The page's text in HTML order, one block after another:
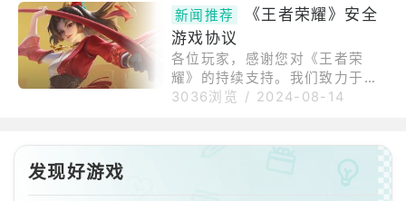
位赛/巅峰赛的比赛，也无法与已
更新的玩家组队。我们建议在下
载前连接到Wi-
2:00-23:00更新范围：全服此
次更新大小约为3MB。我们建议
在下载前连接到Wi-Fi网络！更
新方式：实时服务器更新维护期
间将进行简短的维护，维护完成
新内容：1.漫画女巫小乔皮肤
新闻推荐
《王者荣耀》安全
游戏协议
各位玩家，感谢您对《王者荣
耀》的持续支持。我们致力于为
您提供不断改进的游戏体验，以
我们建立了全面的反作弊系统和
专业的安全团队。这保证了游戏
3036浏览 / 2024-08-14
发现好游戏